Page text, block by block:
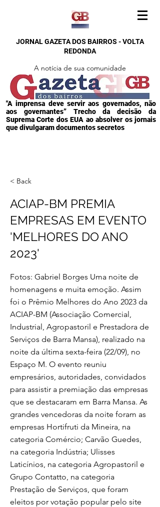
JORNAL GAZETA DOS BAIRROS - VOLTA
REDONDA
A notícia de sua comunidade
"A imprensa deve servir aos governados, não
aos governantes” Trecho da decisão da
Suprema Corte dos EUA ao absolver os jornais
que divulgaram documentos secretos
< Back
ACIAP-BM PREMIA
EMPRESAS EM EVENTO
'MELHORES DO ANO
2023'
Fotos: Gabriel Borges Uma noite de
homenagens e muita emoção. Assim
foi o Prêmio Melhores do Ano 2023 da
ACIAP-BM (Associação Comercial,
Industrial, Agropastoril e Prestadora de
Serviços de Barra Mansa), realizado na
noite da última sexta-feira (22/09), no
Espaço M. O evento reuniu
empresários, autoridades, convidados
para assistir a premiação das empresas
que se destacaram em Barra Mansa. As
grandes vencedoras da noite foram as
empresas Hortifruti da Mineira, na
categoria Comércio; Carvão Guedes,
na categoria Indústria; Ulisses
Laticínios, na categoria Agropastoril e
Grupo Contatto, na categoria
Prestação de Serviços, que foram
eleitos por votação popular pelo site